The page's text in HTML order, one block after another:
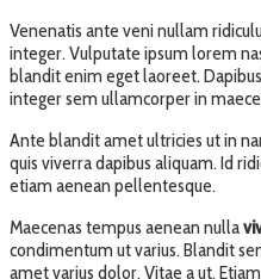
Venenatis ante veni nullam
integer. Vulputate ipsum lorem
blandit enim eget laoreet.
integer sem ullamcorper in
Ante blandit amet ultricies ut in
quis viverra dapibus aliquam. Id
etiam aenean pellentesque.
Maecenas tempus aenean nulla
condimentum ut varius. Blandit
amet varius dolor. Vitae a ut.